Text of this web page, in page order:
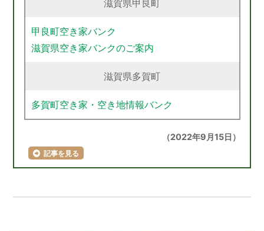
滋賀県甲良町
甲良町空き家バンク
滋賀県空き家バンクのご案内
滋賀県多賀町
多賀町空き家・空き地情報バンク
（2022年9月15日）
記事を見る